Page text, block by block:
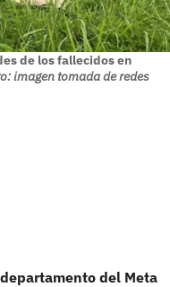
de los fallecidos en
imagen tomada de redes
del Meta